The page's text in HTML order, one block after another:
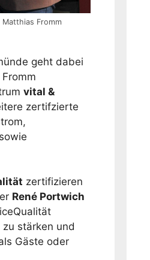
Fromm
geht dabei
vital &
zertifzierte
zertifizieren
René Portwich
stärken und
Gäste oder